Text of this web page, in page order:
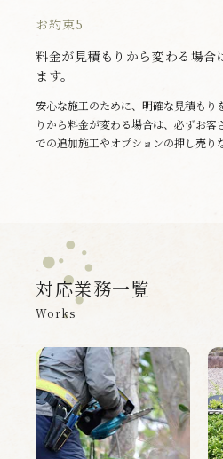
お約束5
料金が見積もりから変わる場合
ます。
安心な施工のために、明確な見積もり
りから料金が変わる場合は、必ずお客
での追加施工やオプションの押し売り
対応業務一覧
Works